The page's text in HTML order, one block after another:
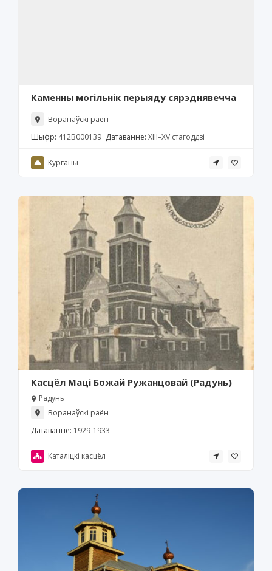
Каменны могільнік перыяду сярэднявечча
Воранаўскі раён
Шыфр: 412В000139 Датаванне: XIII–XV стагоддзі
Курганы
Касцёл Маці Божай Ружанцовай (Радунь)
Радунь
Воранаўскі раён
Датаванне: 1929-1933
Каталіцкі касцёл